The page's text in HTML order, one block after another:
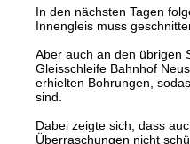
In den nächsten Tagen
Innengleis muss
Aber auch an den übrigen
Gleisschleife Bahnhof
erhielten Bohrungen,
sind.
Dabei zeigte sich, dass
Überraschungen nicht